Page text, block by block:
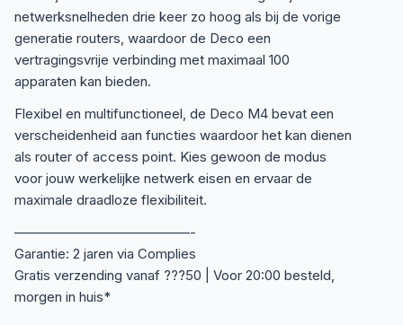
netwerksnelheden drie keer zo hoog als bij de vorige
generatie routers, waardoor de Deco een
vertragingsvrije verbinding met maximaal 100
apparaten kan bieden.
Flexibel en multifunctioneel, de Deco M4 bevat een
verscheidenheid aan functies waardoor het kan dienen
als router of access point. Kies gewoon de modus
voor jouw werkelijke netwerk eisen en ervaar de
maximale draadloze flexibiliteit.
—————————————-
Garantie: 2 jaren via Complies
Gratis verzending vanaf ???50 | Voor 20:00 besteld,
morgen in huis*